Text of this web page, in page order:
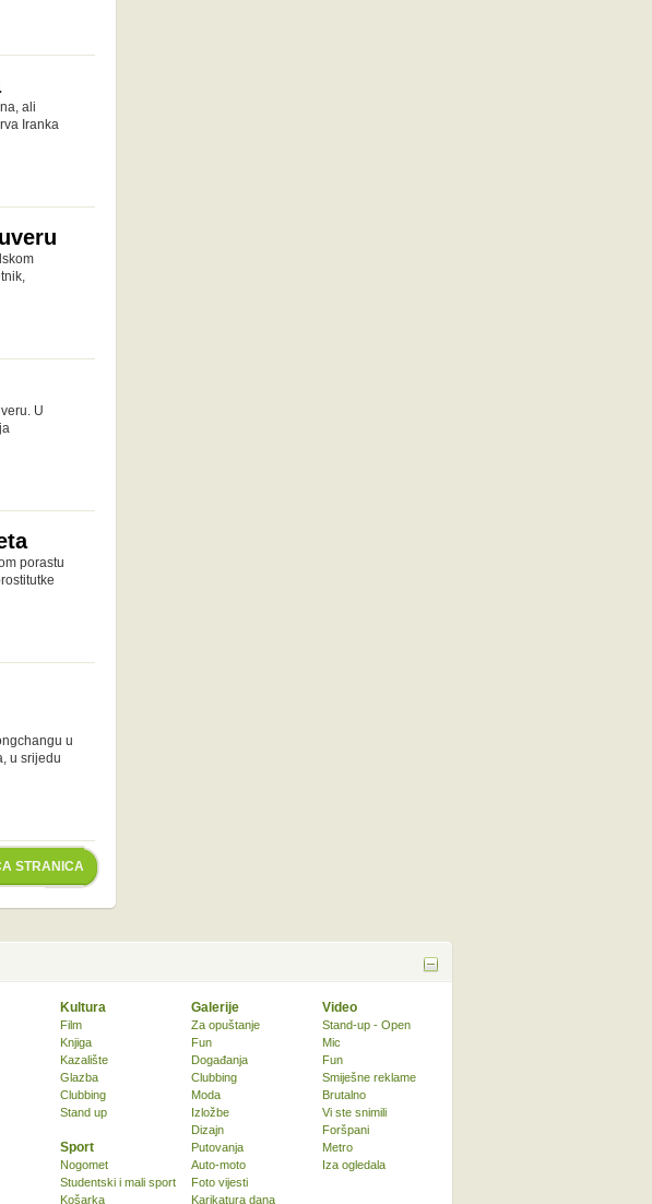
ali
Iranka
U
porastu
u
u srijedu
STRANICA
Kultura
Film
Knjiga
Kazalište
Glazba
Clubbing
Stand up
Sport
Nogomet
Studentski i mali sport
Košarka
Galerije
Za opuštanje
Fun
Događanja
Clubbing
Moda
Izložbe
Dizajn
Putovanja
Auto-moto
Foto vijesti
Karikatura dana
Video
Stand-up - Open
Mic
Fun
Smiješne reklame
Brutalno
Vi ste snimili
Foršpani
Metro
Iza ogledala